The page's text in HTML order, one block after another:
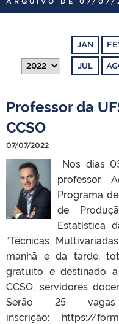
PORTARIAS
JAN
JUL
Professor da
CCSO
07/07/2022
Nos dias
professor
Programa
de
Estatística
“Técnicas
manhã e da tarde,
gratuito e destinado
CCSO, servidores
Serão 25
inscrição: https://